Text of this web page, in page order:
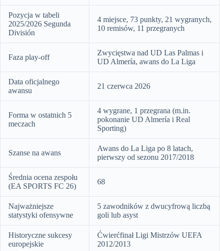
Pozycja w tabeli
2025/2026 Segunda
División
4 miejsce, 73 punkty, 21 wygranych,
10 remisów, 11 przegranych
Faza play-off
Zwycięstwa nad UD Las Palmas i
UD Almería, awans do La Liga
Data oficjalnego
awansu
21 czerwca 2026
Forma w ostatnich 5
meczach
4 wygrane, 1 przegrana (m.in.
pokonanie UD Almería i Real
Sporting)
Szanse na awans
Awans do La Liga po 8 latach,
pierwszy od sezonu 2017/2018
Średnia ocena zespołu
(EA SPORTS FC 26)
68
Najważniejsze
statystyki ofensywne
5 zawodników z dwucyfrową liczbą
goli lub asyst
Historyczne sukcesy
europejskie
Ćwierćfinał Ligi Mistrzów UEFA
2012/2013